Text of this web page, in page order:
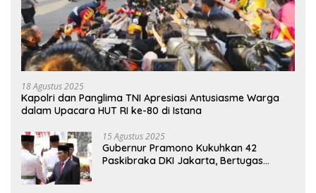
18 Agustus 2025
Kapolri dan Panglima TNI Apresiasi Antusiasme Warga
dalam Upacara HUT RI ke-80 di Istana
15 Agustus 2025
Gubernur Pramono Kukuhkan 42
Paskibraka DKI Jakarta, Bertugas